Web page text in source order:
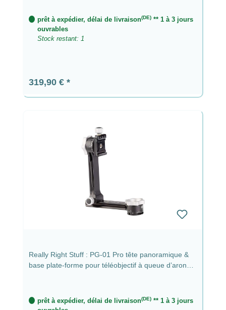
prêt à expédier, délai de livraison(DE)** 1 à 3 jours
ouvrables
Stock restant: 1
Prix régulier :
319,90 €
Really Right Stuff : PG-01 Pro tête panoramique &
base plate-forme pour téléobjectif à queue d’aronde
prêt à expédier, délai de livraison(DE)** 1 à 3 jours